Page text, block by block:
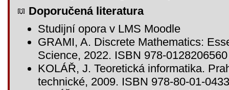
Doporučená literatura
Studijní opora v LMS Moodle
GRAMI, A. Discrete Mathematics:
Science, 2022. ISBN 978-0128206560
KOLÁŘ, J. Teoretická informatika.
technické, 2009. ISBN 978-80-01-